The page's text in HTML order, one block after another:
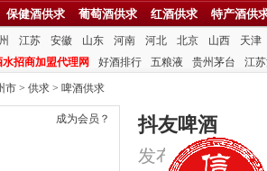
保健酒供求 葡萄酒供求 红酒供求 特产酒供
江苏 安徽 山东 河南 河北 北京 山西
天津
招商加盟代理网
好酒排行 五粮液 贵州茅台 江
市 > 供求 > 啤酒供求
成为会员？ 抖友啤酒
发布时间：